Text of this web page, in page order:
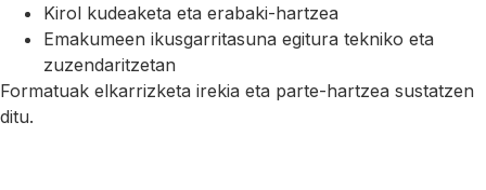
Kirol kudeaketa eta erabaki-hartzea
Emakumeen ikusgarritasuna egitura tekniko eta
zuzendaritzetan
Formatuak elkarrizketa irekia eta parte-hartzea sustatzen
ditu.